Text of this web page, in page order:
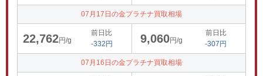
07月17日の金プラチナ買取相場
22,762円/g
前日比
-332円
9,060円/g
前日比
-307円
07月16日の金プラチナ買取相場